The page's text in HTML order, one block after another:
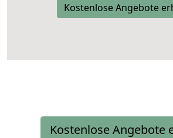
Kostenlose Angebote
Kostenlose Angebote